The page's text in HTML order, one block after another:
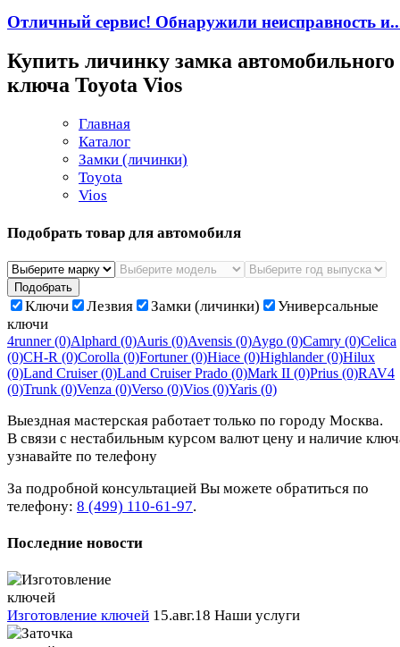
Отличный сервис! Обнаружили неисправность
Купить личинку замка автомобильного
ключа Toyota Vios
Главная
Каталог
Замки (личинки)
Toyota
Vios
Подобрать товар для автомобиля
Подобрать
Ключи Лезвия Замки (личинки)
Универсальные
ключи
4runner(0)Alphard (0)Auris (0)Avensis (0)Aygo (0)Camry (0)Celica
(0)CH-R (0)Corolla (0)Fortuner(0)Hiace (0)Highlander(0)Hilux
(0)Land Cruiser(0)Land Cruiser Prado (0)Mark II (0)Prius (0)RAV4
(0)Trunk (0)Venza (0)Verso (0)Vios (0)Yaris (0)
Выездная мастерская работает только по городу Москва.
В связи с нестабильным курсом валют цену и наличие
узнавайте по телефону
За подробной консультацией Вы можете обратиться по
телефону: 8 (499) 110-61-97.
Последние новости
Изготовление ключей 15.авг.18 Наши услуги